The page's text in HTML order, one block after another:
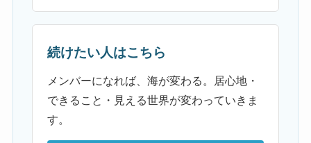
続けたい人はこちら
メンバーになれば、海が変わる。居心地・
できること・見える世界が変わっていきま
す。